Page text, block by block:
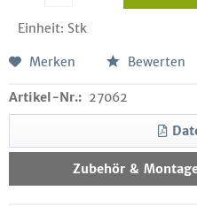
Einheit: Stk
Merken Bewerten
Artikel-Nr.: 27062
Zubehör &